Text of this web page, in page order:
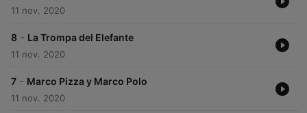
11 nov. 2020
8 - La Trompa del Elefante
11 nov. 2020
7 - Marco Pizza y Marco Polo
11 nov. 2020